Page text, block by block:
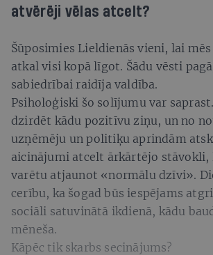
atvērēji vēlas atcelt?
Šūposimies Lieldienās vieni, lai
atkal visi kopā līgot. Šādu vēsti
sabiedrībai raidīja valdība.
Psiholoģiski šo solījumu var
dzirdēt kādu pozitīvu ziņu, un no
uzņēmēju un politiķu aprindām
aicinājumi atcelt ārkārtējo stāvokli,
varētu atjaunot «normālu dzīvi».
cerību, ka šogad būs iespējams
sociāli satuvinātā ikdienā, kādu
mēneša.
Kāpēc tik skarbs secinājums?